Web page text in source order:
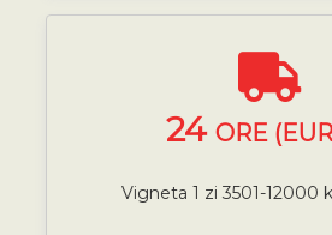
24 ORE
Vigneta 1 zi 3501-12000